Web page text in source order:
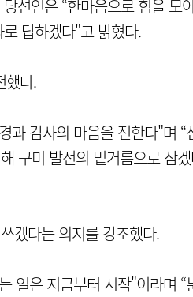
선인은 “한마음으로 힘을 모
답하겠다"고 밝혔다.
했다.
과 감사의 마음을 전한다"며 “
구미 발전의 밑거름으로 삼
겠다는 의지를 강조했다.
일은 지금부터 시작"이라며 “